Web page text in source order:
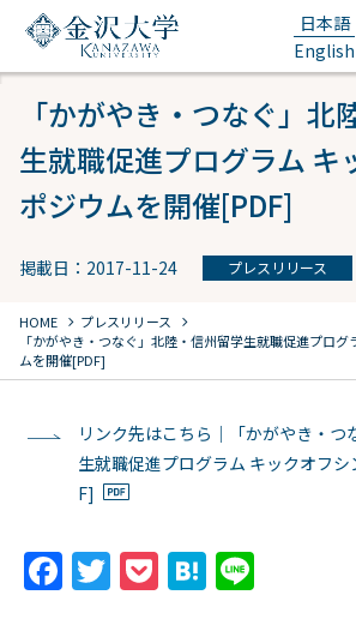
日本語
English
「かがやき・つなぐ」北
生就職促進プログラム キ
ポジウムを開催[PDF]
掲載日：2017-11-24 プレスリリース
HOME chevron_right プレスリリース chevron_right
「かがやき・つなぐ」北陸・信州留学生就職促進プログ
ムを開催[PDF]
リンク先はこちら｜「かがやき・つ
生就職促進プログラム キックオフ
F]
F T P H